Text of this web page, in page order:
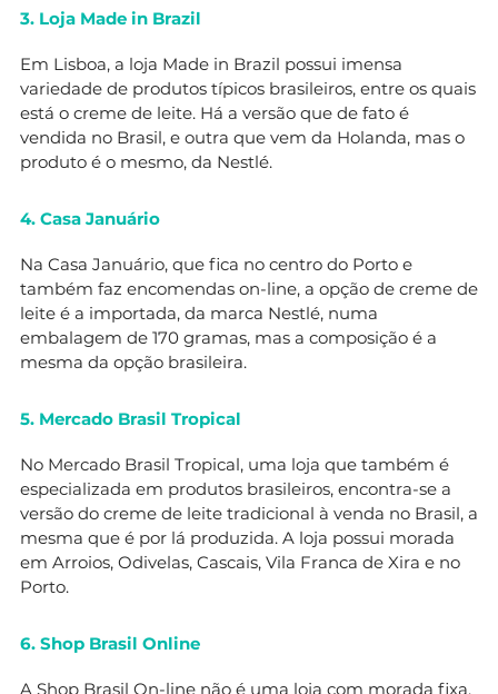
3. Loja Made in Brazil
Em Lisboa, a loja Made in Brazil possui imensa
variedade de produtos típicos brasileiros, entre os quais
está o creme de leite. Há a versão que de fato é
vendida no Brasil, e outra que vem da Holanda, mas o
produto é o mesmo, da Nestlé.
4. Casa Januário
Na Casa Januário, que fica no centro do Porto e
também faz encomendas on-line, a opção de creme de
leite é a importada, da marca Nestlé, numa
embalagem de 170 gramas, mas a composição é a
mesma da opção brasileira.
5. Mercado Brasil Tropical
No Mercado Brasil Tropical, uma loja que também é
especializada em produtos brasileiros, encontra-se a
versão do creme de leite tradicional à venda no Brasil, a
mesma que é por lá produzida. A loja possui morada
em Arroios, Odivelas, Cascais, Vila Franca de Xira e no
Porto.
6. Shop Brasil Online
A Shop Brasil On-line não é uma loja com morada fixa,